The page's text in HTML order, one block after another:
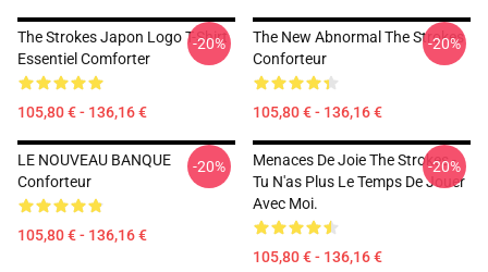
The Strokes Japon Logo T-Shirt
Essentiel Comforter
105,80 € - 136,16 €
-20%
The New Abnormal The Strokes
Conforteur
105,80 € - 136,16 €
-20%
LE NOUVEAU BANQUE
Conforteur
105,80 € - 136,16 €
-20%
Menaces De Joie The Strokes -
Tu N'as Plus Le Temps De Jouer
Avec Moi.
105,80 € - 136,16 €
-20%